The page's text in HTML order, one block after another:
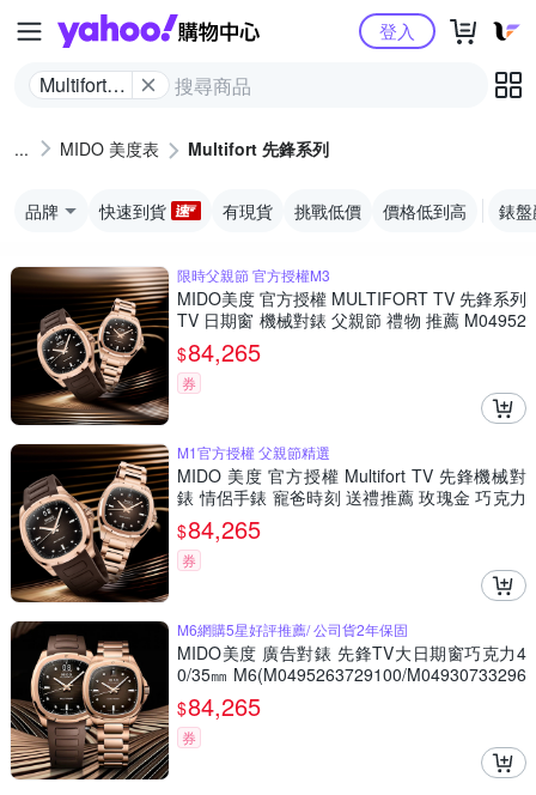
Yahoo購物中心
Multifort
登入
MIDO 美度表 Multifort 先鋒系列
品牌 快速到貨 有現貨 挑戰低價 價格低到高 錶
限時父親節 官方授權M3
MIDO美度 官方授權 MULTIFORT TV 先鋒系列
TV 日期窗 機械對錶 父親節 禮物 推薦 M04952
63729100+M0493073329600
$84,265
券
M1官方授權 父親節精選
MIDO 美度 官方授權 Multifort TV 先鋒機械對
錶 情侶手錶 寵爸時刻 送禮推薦 玫瑰金 巧克力
色 M0495263729100+M0493073329600
$84,265
券
M6網購5星好評推薦/ 公司貨2年保固
MIDO美度 廣告對錶 先鋒TV大日期窗巧克力4
0/35㎜ M6(M0495263729100/M04930733296
00)
$84,265
券